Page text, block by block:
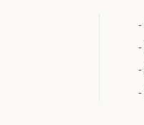
-
-
-
-